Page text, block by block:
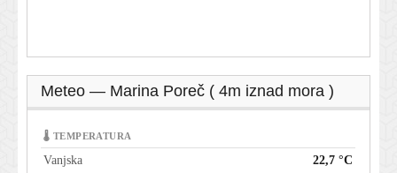
Meteo — Marina Poreč ( 4m iznad mora )
🌡 TEMPERATURA
Vanjska 22,7 °C